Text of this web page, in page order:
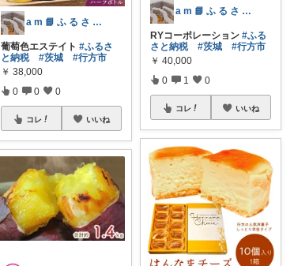
a m 📘 ふ る さ と 納 税 本
葡萄色エステイト#ふるさ
と納税
#茨城
#行方市
￥ 38,000
0 0 0
コレ いいね
a m 📘 ふ る さ と 納 税 本
RYコーポレーション#ふる
さと納税
#茨城
#行方市
￥ 40,000
0 1 0
コレ いいね